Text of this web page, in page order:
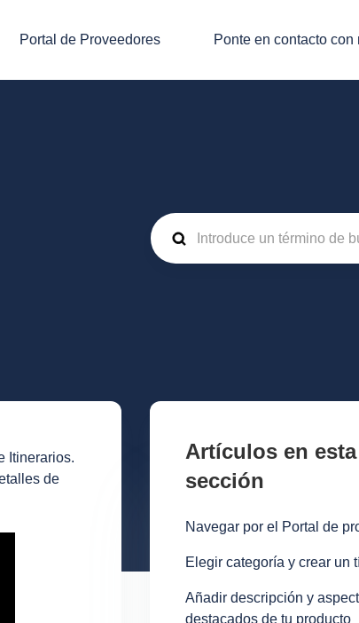
Portal de Proveedores Ponte en contacto con
Itinerarios.
de
Artículos en esta
sección
Navegar por el Portal de
Elegir categoría y crear un
Añadir descripción y
destacados de tu producto